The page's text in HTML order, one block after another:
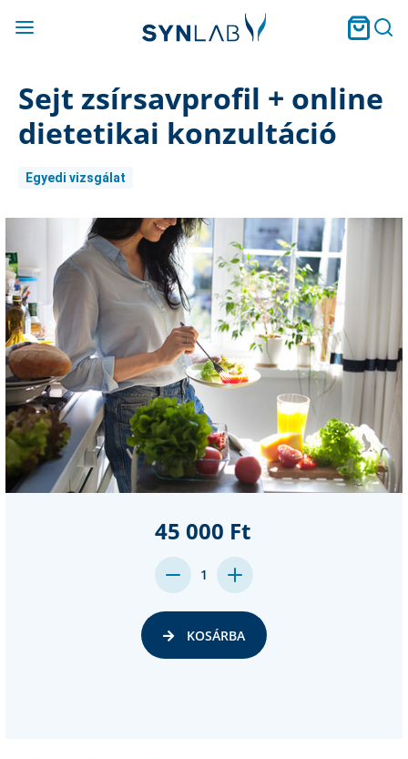
Sejt zsírsavprofil + online
dietetikai konzultáció
Egyedi vizsgálat
45 000 Ft
DECREASE
QUANTITY:
1
INCREASE
QUANTITY:
KOSÁRBA